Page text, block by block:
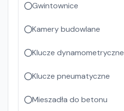
Gwintownice
Kamery budowlane
Klucze dynamometryczne
Klucze pneumatyczne
Mieszadła do betonu